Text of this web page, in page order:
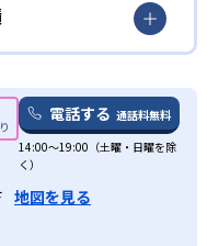
兼ねて、面接から学
。高校入試対策の他
応しているので、自
生コースでは定期テ
合型選抜（AO入
に対応している。
が解析し、苦手
考え、先を見越して
カリキュラムで成績
を両立したい生徒
生徒の部活時間や学
的な指導、納得のい
学院は勉強を進んで
導することはもちろ
い、自分でやれたと
える指導を行ってい
ーが生徒を随時見守
環境が整っている。
講が可能なオンライ
式サイトに記載され
うかは、資料を請求
。
電話する 通話料無料
14:00～19:00（土曜・日曜を除
く）
地図を見る